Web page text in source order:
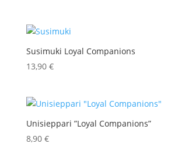
Susimuki Loyal Companions
13,90 €
Unisieppari ”Loyal Companions”
8,90 €